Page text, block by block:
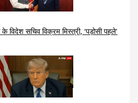
विदेश सचिव विक्रम मिस्त्री, ‘पड़ोसी पहले’